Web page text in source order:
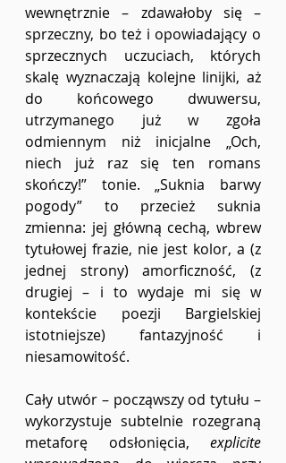
wewnętrznie – zdawałoby się –
sprzeczny, bo też i opowiadający o
sprzecznych uczuciach, których
skalę wyznaczają kolejne linijki, aż
do końcowego dwuwersu,
utrzymanego już w zgoła
odmiennym niż inicjalne „Och,
niech już raz się ten romans
skończy!” tonie. „Suknia barwy
pogody” to przecież suknia
zmienna: jej główną cechą, wbrew
tytułowej frazie, nie jest kolor, a (z
jednej strony) amorficzność, (z
drugiej – i to wydaje mi się w
kontekście poezji Bargielskiej
istotniejsze) fantazyjność i
niesamowitość.
Cały utwór – począwszy od tytułu –
wykorzystuje subtelnie rozegraną
metaforę odsłonięcia, explicite